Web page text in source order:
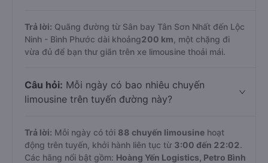
Trả lời: Quãng đường từ Sân bay Tân Sơn Nhất đến Lộc
Ninh - Bình Phước dài khoảng200 km , một chặng đi
vừa đủ để bạn thư giãn trên xe limousine thoải mái.
Câu hỏi: Mỗi ngày có bao nhiêu chuyến
limousine trên tuyến đường này?
Trả lời: Mỗi ngày có tới 88 chuyến limousine hoạt
động trên tuyến, khởi hành liên tục từ 3:00 đến 22:02.
Các hãng nổi bật gồm: Hoàng Yến Logistics, Petro Bình